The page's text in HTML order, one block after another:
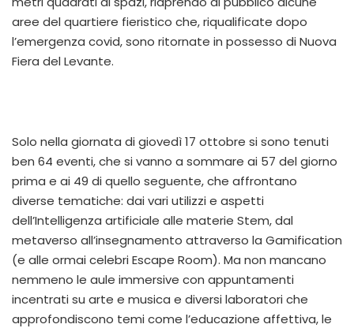
aree del quartiere fieristico che, riqualificate dopo
l’emergenza covid, sono ritornate in possesso di Nuova
Fiera del Levante.
Solo nella giornata di giovedì 17 ottobre si sono tenuti
ben 64 eventi, che si vanno a sommare ai 57 del giorno
prima e ai 49 di quello seguente, che affrontano
diverse tematiche: dai vari utilizzi e aspetti
dell’Intelligenza artificiale alle materie Stem, dal
metaverso all’insegnamento attraverso la Gamification
(e alle ormai celebri Escape Room). Ma non mancano
nemmeno le aule immersive con appuntamenti
incentrati su arte e musica e diversi laboratori che
approfondiscono temi come l’educazione affettiva, le